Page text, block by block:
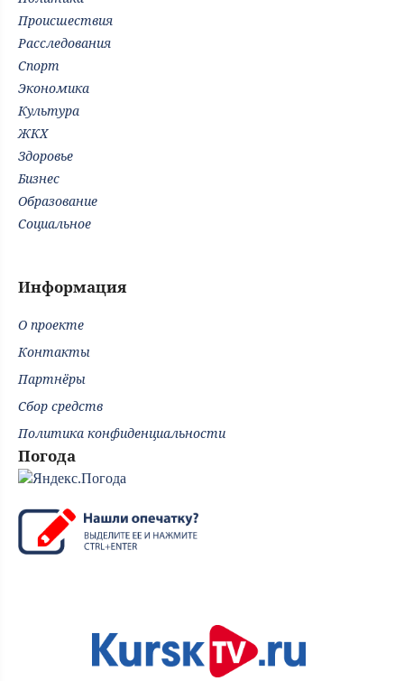
Происшествия
Расследования
Спорт
Экономика
Культура
ЖКХ
Здоровье
Бизнес
Образование
Социальное
Информация
О проекте
Контакты
Партнёры
Сбор средств
Политика конфиденциальности
Погода